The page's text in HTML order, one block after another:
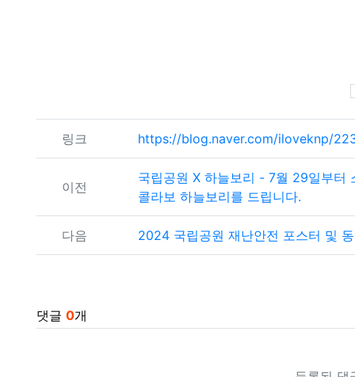
관련자료
링크 https://blog.naver.com/iloveknp/
이전
국립공원 X 하늘보리 - 7월 29일부터
콜라보 하늘보리를 드립니다.
다음 2024 국립공원 재난안전 포스터 및
댓글 0개